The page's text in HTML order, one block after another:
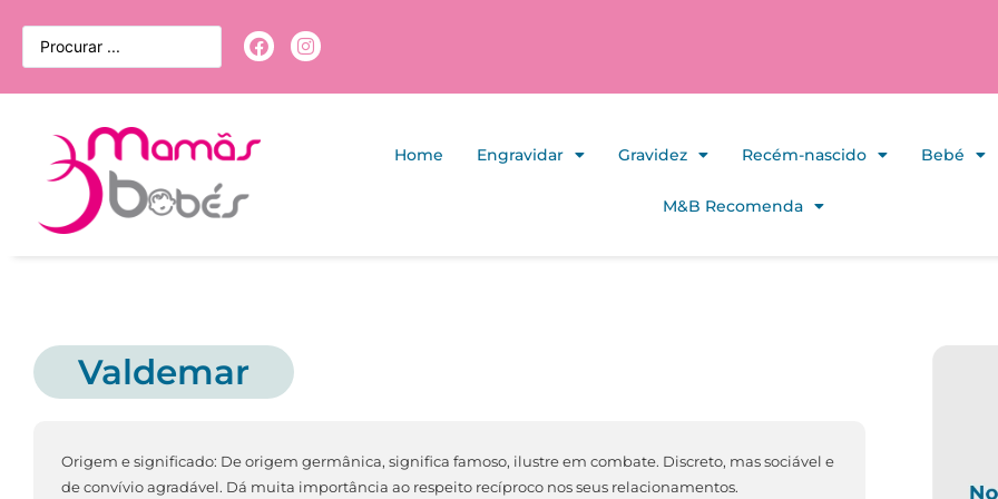
Home Engravidar Gravidez Recém-nascido Bebé
M&B Recomenda
Valdemar
Origem e significado: De origem germânica, significa famoso, ilustre em combate. Discreto, mas sociável e
de convívio agradável. Dá muita importância ao respeito recíproco nos seus relacionamentos.